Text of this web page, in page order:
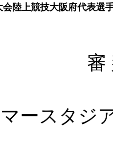
陸上競技大阪府代表選
審
ースタジ